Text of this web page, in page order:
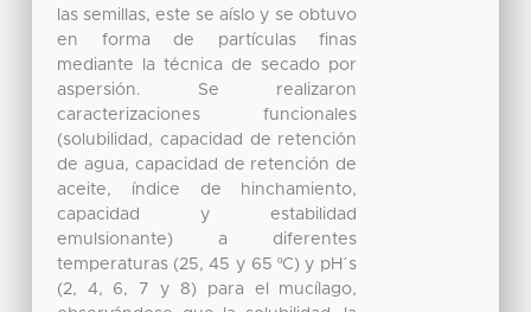
las semillas, este se aíslo y se obtuvo
en forma de partículas finas
mediante la técnica de secado por
aspersión. Se realizaron
caracterizaciones funcionales
(solubilidad, capacidad de retención
de agua, capacidad de retención de
aceite, índice de hinchamiento,
capacidad y estabilidad
emulsionante) a diferentes
temperaturas (25, 45 y 65 ºC) y pH´s
(2, 4, 6, 7 y 8) para el mucílago,